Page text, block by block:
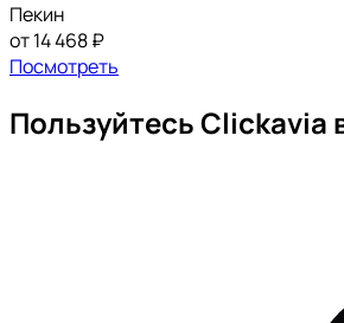
Пекин
от 14 468 ₽
Посмотреть
Пользуйтесь Clickavia